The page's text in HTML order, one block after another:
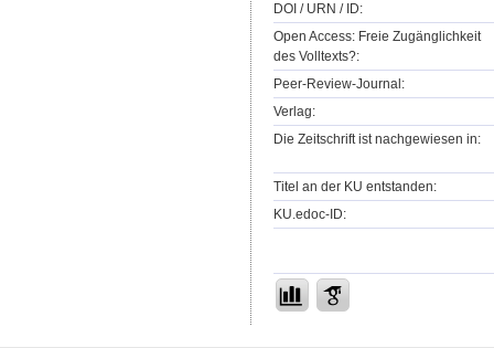
DOI / URN / ID:
Open Access: Freie Zugänglichkeit
des Volltexts?:
Peer-Review-Journal:
Verlag:
Die Zeitschrift ist nachgewiesen in:
Titel an der KU entstanden:
KU.edoc-ID: